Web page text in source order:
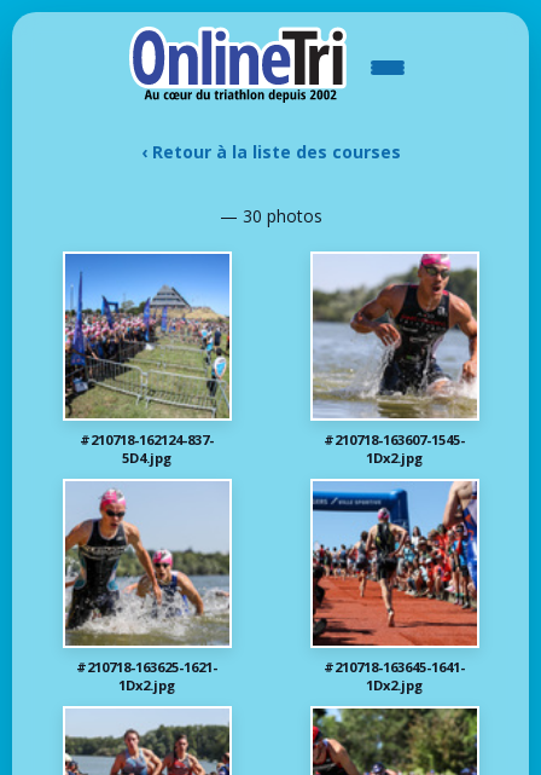
‹ Retour à la liste des courses
— 30 photos
#210718-162124-837-
5D4.jpg
#210718-163607-1545-
1Dx2.jpg
#210718-163625-1621-
1Dx2.jpg
#210718-163645-1641-
1Dx2.jpg